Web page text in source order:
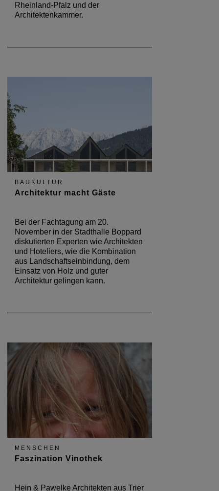
Rheinland-Pfalz und der
Architektenkammer.
BAUKULTUR
Architektur macht Gäste
Bei der Fachtagung am 20.
November in der Stadthalle Boppard
diskutierten Experten wie Architekten
und Hoteliers, wie die Kombination
aus Landschaftseinbindung, dem
Einsatz von Holz und guter
Architektur gelingen kann.
MENSCHEN
Faszination Vinothek
Hein & Pawelke Architekten aus Trier